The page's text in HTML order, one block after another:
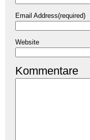
Email Address(required)
Website
Kommentare